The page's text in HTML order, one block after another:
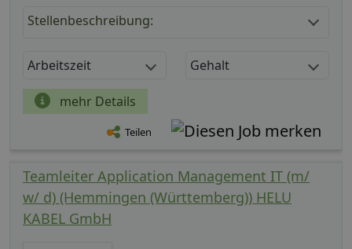
Stellenbeschreibung:
Arbeitszeit Gehalt
mehr Details
Teilen
Teamleiter Application Management IT (m/
w/ d) (Hemmingen (Württemberg)) HELU
KABEL GmbH